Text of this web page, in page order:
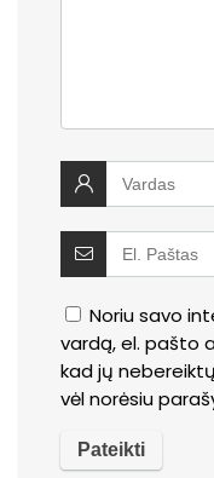
Noriu savo
vardą, el. pašto
kad jų
vėl norėsiu